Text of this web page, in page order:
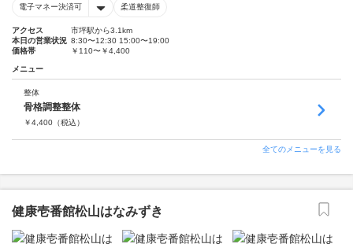
電子マネー決済可 柔道整復師
アクセス
市坪駅から3.1km
本日の営業状況 8:30〜12:30 15:00〜19:00
価格帯
￥110〜￥4,400
メニュー
整体
骨格調整整体
￥4,400 （税込）
全てのメニューを見る
健康壱番館松山はなみずき